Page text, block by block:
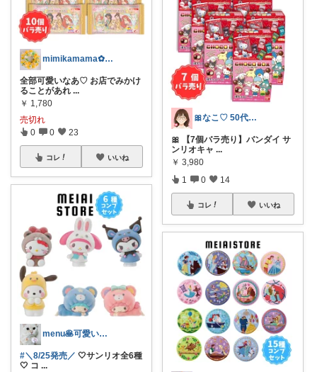
mimikamama✿🏃‍♀️
全部可愛いなあ♡ お店でみかけ
ることがあれ ...
￥ 1,780
売切れ
0 0 23
コレ いいね
menu🥞可愛い🌼美味しい🍴便利☘
#＼8/25発売／ 🤍サンリオ全6種
🤍 コ ...
🎀なこ♡︎ 50代主婦の"買って正解"
🎀 【7個バラ売り】バンダイ サ
ンリオキャ ...
￥ 3,980
1 0 14
コレ いいね